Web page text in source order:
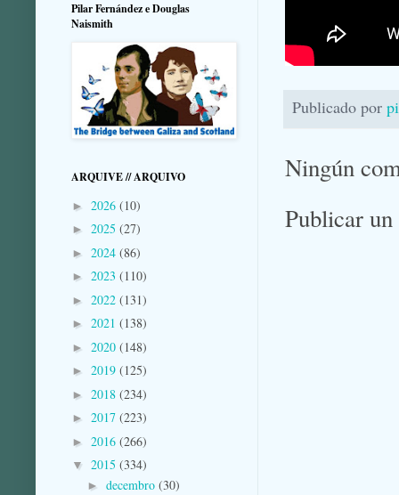
Publicado por
Ningún
Publicar
Pilar Fernández e Douglas
Naismith
ARQUIVE // ARQUIVO
► 2026 (10)
► 2025 (27)
► 2024 (86)
► 2023 (110)
► 2022 (131)
► 2021 (138)
► 2020 (148)
► 2019 (125)
► 2018 (234)
► 2017 (223)
► 2016 (266)
▼ 2015 (334)
► decembro (30)